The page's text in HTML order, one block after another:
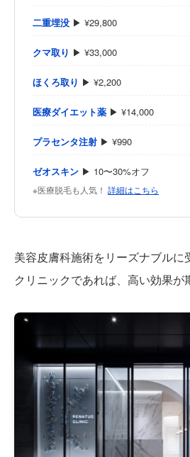
二重埋没 ▶ ¥29,800
クマ取り ▶ ¥33,000
ほくろ取り ▶ ¥2,200
医療ダイエット薬 ▶ ¥14,000
プラセンタ注射 ▶ ¥990
ゼオスキン ▶ 10〜30%オフ
※医療脱毛も人気！ 詳細はこちら
美容皮膚科施術をリーズナブルに
クリニックであれば、高い効果が